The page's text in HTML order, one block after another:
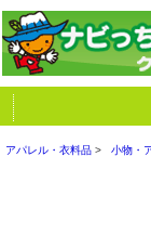
アパレル・衣料品 小物・